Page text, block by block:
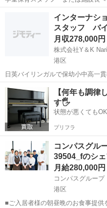
・保育士 ・教諭(幼・小・中・高
導員任用資格 施設長業務全般の
児童相談員
インターナシ
スタッフ バ
月収278,000円
株式会社Y＆K
港区
日英バイリンガルで保幼小中高一
クールで 保育士スタッフを募集しています！ 【勤務
東京都港区西麻布 【職
東京 港区 保育士
【何年も調律
す🖐️
状態が悪くても
プリフラ
コンパスグル
39504_fのシ
月給280,000円
コンパスグルー
港区
■ご入居者様の朝昼晩のお食事提供